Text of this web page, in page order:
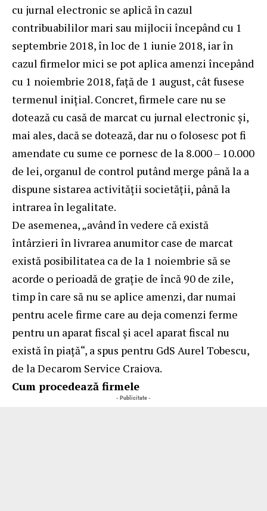
cu jurnal electronic se aplică în cazul
contribuabililor mari sau mijlocii începând cu 1
septembrie 2018, în loc de 1 iunie 2018, iar în
cazul firmelor mici se pot aplica amenzi începând
cu 1 noiembrie 2018, față de 1 august, cât fusese
termenul inițial. Concret, firmele care nu se
dotează cu casă de marcat cu jurnal electronic și,
mai ales, dacă se dotează, dar nu o folosesc pot fi
amendate cu sume ce pornesc de la 8.000 – 10.000
de lei, organul de control putând merge până la a
dispune sistarea activității societății, până la
intrarea în legalitate.
De asemenea, „având în vedere că există
întârzieri în livrarea anumitor case de marcat
există posibilitatea ca de la 1 noiembrie să se
acorde o perioadă de grație de încă 90 de zile,
timp în care să nu se aplice amenzi, dar numai
pentru acele firme care au deja comenzi ferme
pentru un aparat fiscal și acel aparat fiscal nu
există în piață“, a spus pentru GdS Aurel Tobescu,
de la Decarom Service Craiova.
Cum procedează firmele
- Publicitate -